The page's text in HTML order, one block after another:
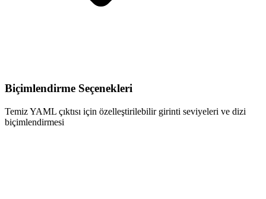
Biçimlendirme Seçenekleri
Temiz YAML çıktısı için özelleştirilebilir girinti seviyeleri ve dizi
biçimlendirmesi